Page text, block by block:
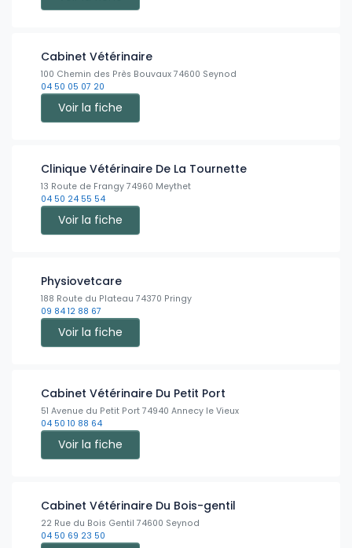
Cabinet Vétérinaire
100 Chemin des Près Bouvaux 74600 Seynod
04 50 05 07 20
Voir la fiche
Clinique Vétérinaire De La Tournette
13 Route de Frangy 74960 Meythet
04 50 24 55 54
Voir la fiche
Physiovetcare
188 Route du Plateau 74370 Pringy
09 84 12 88 67
Voir la fiche
Cabinet Vétérinaire Du Petit Port
51 Avenue du Petit Port 74940 Annecy le Vieux
04 50 10 88 64
Voir la fiche
Cabinet Vétérinaire Du Bois-gentil
22 Rue du Bois Gentil 74600 Seynod
04 50 69 23 50